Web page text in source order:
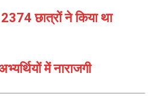
छात्रों ने किया था
में नाराजगी